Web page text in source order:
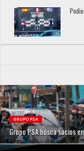
GRUPO PSA
Grupo PSA busca socios